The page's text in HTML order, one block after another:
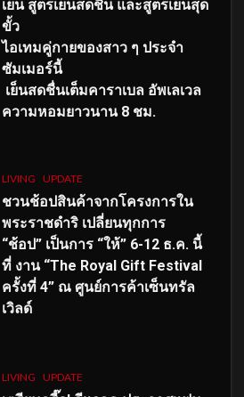
เย็น สูตรเย็นสดชื่น และสูตรเย็นสุด
ขั้ว
ไอเทมคู่กายของสาว ๆ ประจำ
ซัมเมอร์นี้
เย็นสดชื่นเต็มคาราเบล อัพเลเวล
ความหอมยาวนาน 8 ชม.
LIVING UPDATE
ชวนช้อปสินค้าจากโครงการใน
พระราชดำริ เปลี่ยนทุกการ
“ช้อป” เป็นการ “ให้” 6-12 ธ.ค. นี้
ที่ งาน “The Royal Gift Festival
ครั้งที่ 4” ณ ศูนย์การค้าเซ็นทรัล
เวิลด์
LIVING UPDATE